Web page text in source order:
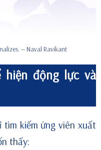
— Naval Ravikant
hiện động lực và
kiếm ứng viên xuất
thấy: